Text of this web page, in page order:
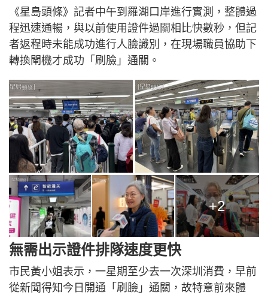
《星島頭條》記者中午到羅湖口岸進行實測，整體過
程迅速通暢，與以前使用證件過關相比快數秒，但記
者返程時未能成功進行人臉識別，在現場職員協助下
轉換閘機才成功「刷臉」通關。
+2
無需出示證件排隊速度更快
市民黃小姐表示，一星期至少去一次深圳消費，早前
從新聞得知今日開通「刷臉」通關，故特意前來體